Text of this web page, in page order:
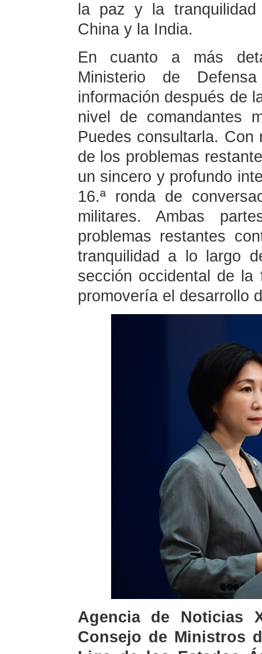
la paz y la
China y la India.
En cuanto a más
Ministerio de
información después de
nivel de comandantes
Puedes consultarla.
de los problemas
un sincero y profundo
16.ª ronda de
militares. Ambas
problemas restantes
tranquilidad a lo largo
sección occidental de
promovería el desarrollo
Agencia de Noticias
Consejo de Ministros